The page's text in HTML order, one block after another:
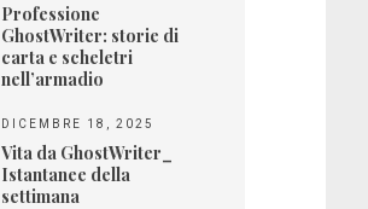
Professione
GhostWriter: storie di
carta e scheletri
nell’armadio
DICEMBRE 18, 2025
Vita da GhostWriter_
Istantanee della
settimana